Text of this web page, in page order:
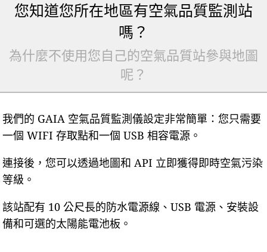
您知道您所在地區有空氣品質監測站
嗎？
為什麼不使用您自己的空氣品質站參與地圖
呢？
我們的 GAIA 空氣品質監測儀設定非常簡單：您只需要
一個 WIFI 存取點和一個 USB 相容電源。
連接後，您可以透過地圖和 API 立即獲得即時空氣污染
等級。
該站配有 10 公尺長的防水電源線、USB 電源、安裝設
備和可選的太陽能電池板。